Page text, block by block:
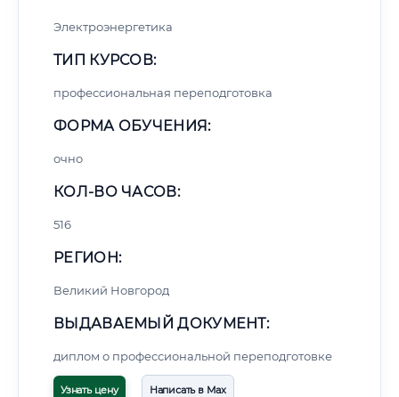
Электроэнергетика
ТИП КУРСОВ:
профессиональная переподготовка
ФОРМА ОБУЧЕНИЯ:
очно
КОЛ-ВО ЧАСОВ:
516
РЕГИОН:
Великий Новгород
ВЫДАВАЕМЫЙ ДОКУМЕНТ:
диплом о профессиональной переподготовке
Узнать цену Написать в Max